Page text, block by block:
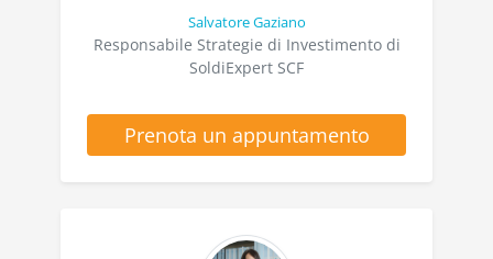
Salvatore Gaziano
Responsabile Strategie di Investimento di
SoldiExpert SCF
Prenota un appuntamento